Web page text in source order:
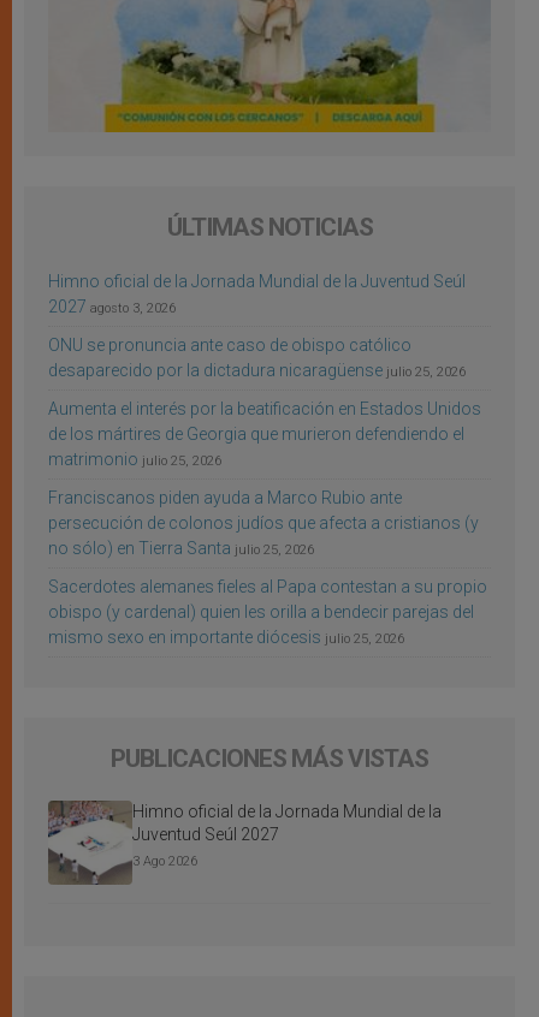
ÚLTIMAS NOTICIAS
Himno oficial de la Jornada Mundial de la Juventud Seúl
2027 agosto 3, 2026
ONU se pronuncia ante caso de obispo católico
desaparecido por la dictadura nicaragüense julio 25, 2026
Aumenta el interés por la beatificación en Estados Unidos
de los mártires de Georgia que murieron defendiendo el
matrimonio julio 25, 2026
Franciscanos piden ayuda a Marco Rubio ante
persecución de colonos judíos que afecta a cristianos (y
no sólo) en Tierra Santa julio 25, 2026
Sacerdotes alemanes fieles al Papa contestan a su propio
obispo (y cardenal) quien les orilla a bendecir parejas del
mismo sexo en importante diócesis julio 25, 2026
PUBLICACIONES MÁS VISTAS
Himno oficial de la Jornada Mundial de la
Juventud Seúl 2027
3 Ago 2026